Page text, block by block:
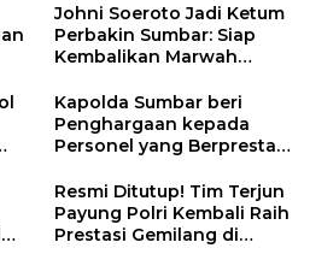
Johni Soeroto Jadi Ketum
Perbakin Sumbar: Siap
Kembalikan Marwah
Sebanyaknya
Kapolda Sumbar beri
Penghargaan kepada
Personel yang Berprestasi
CUP 2024
Resmi Ditutup! Tim Terjun
Payung Polri Kembali Raih
Prestasi Gemilang di